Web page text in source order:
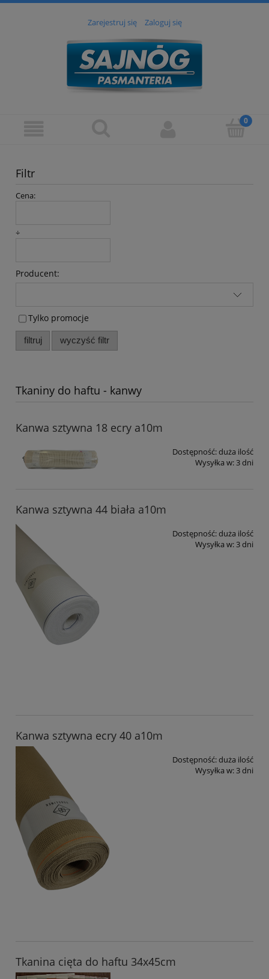
Zarejestruj się Zaloguj się
Filtr
Cena:
÷
Producent:
Tylko promocje
filtruj wyczyść filtr
Tkaniny do haftu - kanwy
Kanwa sztywna 18 ecry a10m
Dostępność:duża ilość
Wysyłka w: 3 dni
Kanwa sztywna 44 biała a10m
Dostępność:duża ilość
Wysyłka w:3 dni
Kanwa sztywna ecry 40 a10m
Dostępność:duża ilość
Wysyłka w:3 dni
Tkanina cięta do haftu 34x45cm